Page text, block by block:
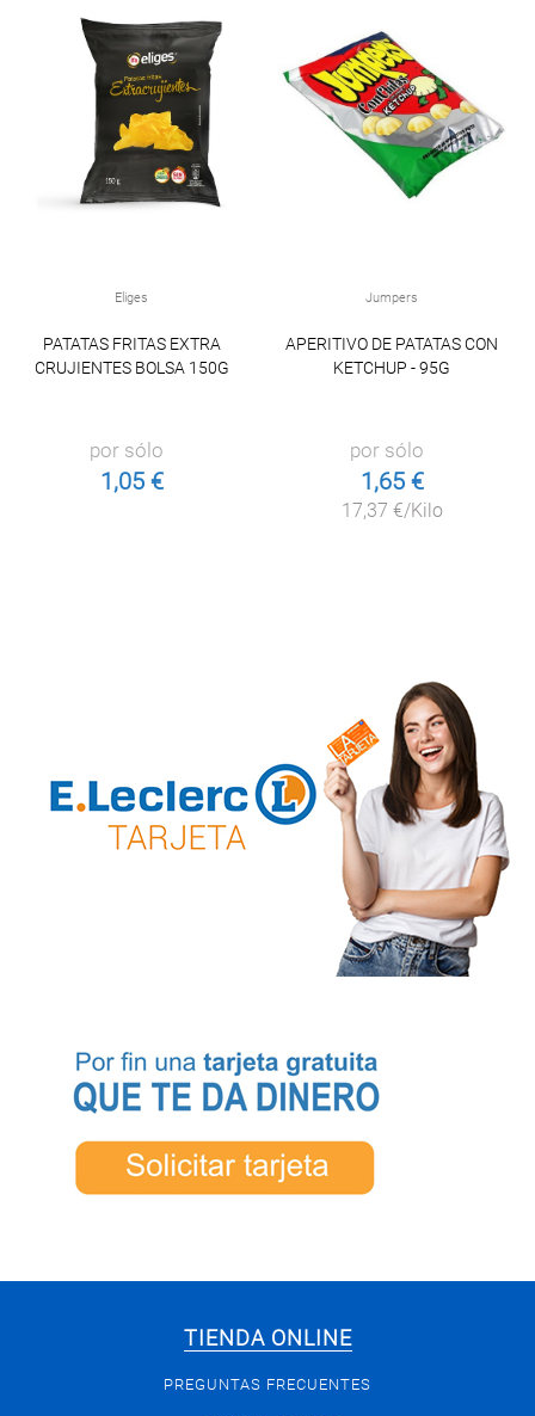
Eliges
PATATAS FRITAS EXTRA
CRUJIENTES BOLSA 150G
por sólo
1,05 €
Jumpers
APERITIVO DE PATATAS CON
KETCHUP - 95G
por sólo
1,65 €
17,37 €/Kilo
TIENDA ONLINE
PREGUNTAS FRECUENTES